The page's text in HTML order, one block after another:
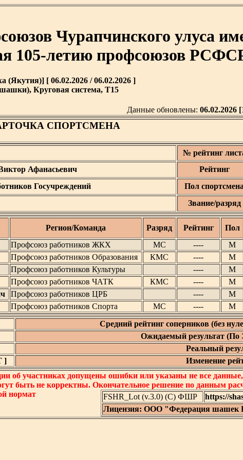
Чурапчинского улуса
105-летию профсоюзов
(Якутия)] [ 06.02.2026 / 06.02.2026 ]
Круговая система, T15
Данные обновлены: 06.02.2026
СПОРТСМЕНА
№ рейтинг
Афанасьевич Рейтинг
Госучреждений Пол спортсмена
Звание/разряд
Регион/Команда Разряд Рейтинг Пол
Профсоюз работников ЖКХ МС ---- М
Профсоюз работников Образования КМС ---- М
Профсоюз работников Культуры ---- М
Профсоюз работников ЧАТК КМС ---- М
Профсоюз работников ЦРБ ---- М
Профсоюз работников Спорта МС ---- М
Средний рейтинг соперников (без
Ожидаемый результат
Реальный
]
Изменение
об участниках допущены ошибки или указаны не все данные,
быть не корректны. Окончательное решение по данным
нормат
FSHR_Lot (v.3.0) (C) ФШР
https://
Лицензия: ООО "Федерация шашек